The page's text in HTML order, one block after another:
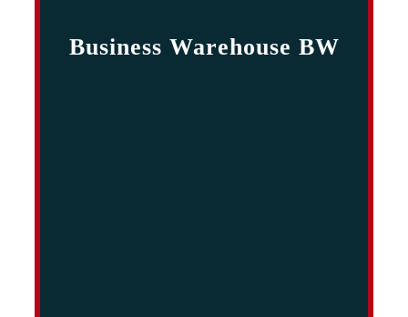
Business Warehouse BW